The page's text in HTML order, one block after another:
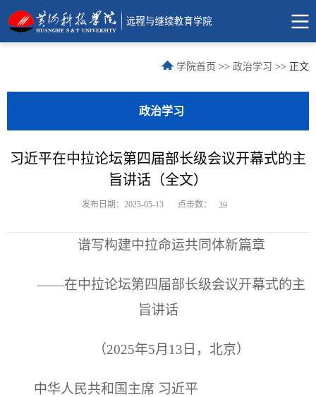
学院首页 >> 政治学习 >> 正文
政治学习
习近平在中拉论坛第四届部长级会议开幕式的主
旨讲话（全文）
发布日期：2025-05-13 点击数： 39
谱写构建中拉命运共同体新篇章
——在中拉论坛第四届部长级会议开幕式的主
旨讲话
（2025年5月13日，北京）
中华人民共和国主席 习近平